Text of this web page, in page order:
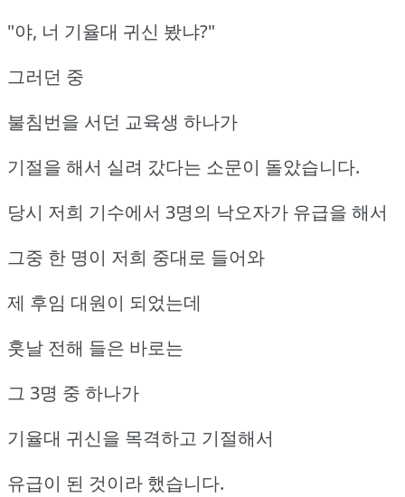
"야, 너 기율대 귀신 봤냐?"
그러던 중
불침번을 서던 교육생 하나가
기절을 해서 실려 갔다는 소문이 돌았습니다.
당시 저희 기수에서 3명의 낙오자가 유급을 해서
그중 한 명이 저희 중대로 들어와
제 후임 대원이 되었는데
훗날 전해 들은 바로는
그 3명 중 하나가
기율대 귀신을 목격하고 기절해서
유급이 된 것이라 했습니다.